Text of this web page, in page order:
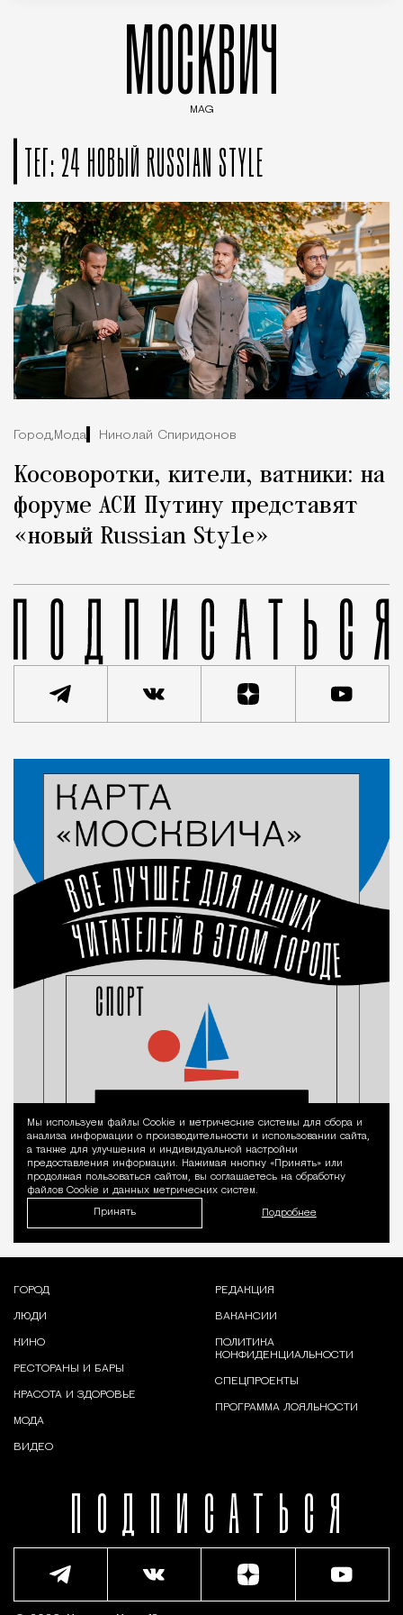
МОСКВИЧ
MAG
ТЕГ: 24 НОВЫЙ RUSSIAN STYLE
Город, Мода Николай Спиридонов
Косоворотки, кители, ватники: на
форуме АСИ Путину представят
«новый Russian Style»
Уведомление
Мы используем файлы Сookie и метрические системы для сбора и
анализа информации о производительности и использовании сайта,
а также для улучшения и индивидуальной настройки
предоставления информации. Нажимая кнопку «Принять» или
продолжая пользоваться сайтом, вы соглашаетесь на обработку
файлов Cookie и данных метрических систем.
Принять Подробнее
ПОДПИСАТЬСЯ
ГОРОД
ЛЮДИ
КИНО
РЕСТОРАНЫ И БАРЫ
КРАСОТА И ЗДОРОВЬЕ
МОДА
ВИДЕО
РЕДАКЦИЯ
ВАКАНСИИ
ПОЛИТИКА
КОНФИДЕНЦИАЛЬНОСТИ
СПЕЦПРОЕКТЫ
ПРОГРАММА ЛОЯЛЬНОСТИ